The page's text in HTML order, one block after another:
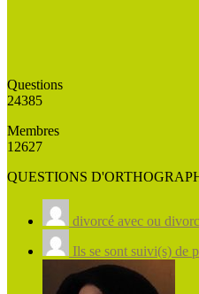
Questions
24385
Membres
12627
QUESTIONS
divorcé avec ou
Ils se sont suivi(s) de